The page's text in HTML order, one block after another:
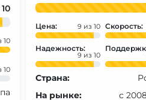
Цена: 9 Скорость:
Надежность:
9
Страна:
На рынке:
с